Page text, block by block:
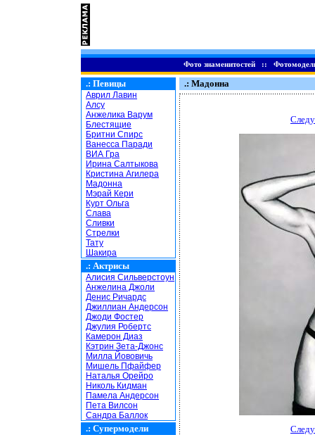
Фото знаменитостей::
.: Певицы
Аврил Лавин
Алсу
Анжелика Варум
Блестящие
Бритни Спирс
Ванесса Паради
ВИА Гра
Ирина Салтыкова
Кристина Агилера
Мадонна
Мэрай Кери
Курт Ольга
Слава
Сливки
Стрелки
Тату
Шакира
.: Актрисы
Алисия Сильверстоун
Анжелина Джоли
Денис Ричардс
Джиллиан Андерсон
Джоди Фостер
Джулия Робертс
Камерон Диаз
Кэтрин Зета-Джонс
Милла Йововичь
Мишель Пфайфер
Наталья Орейро
Николь Кидман
Памела Андерсон
Пета Вилсон
Сандра Баллок
.: Супермодели
.: Мадонна